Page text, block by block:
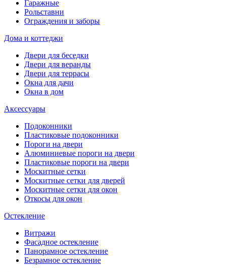
Гаражные
Рольставни
Ограждения и заборы
Дома и коттеджи
Двери для беседки
Двери для веранды
Двери для террасы
Окна для дачи
Окна в дом
Аксессуары
Подоконники
Пластиковые подоконники
Пороги на двери
Алюминиевые пороги на двери
Пластиковые пороги на двери
Москитные сетки
Москитные сетки для дверей
Москитные сетки для окон
Откосы для окон
Остекление
Витражи
Фасадное остекление
Панорамное остекление
Безрамное остекление